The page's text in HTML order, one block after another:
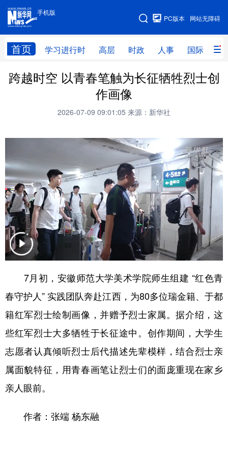
手机版
网站无障碍
PC版本
首页 学习进行时 高层 时政 人事 国际 财
手机版
网站地图
学习进行时 高层 时政 人事
全球连线
科技 科创 量子 体育
文化 健康 军事
访谈 图片 政务
法律 中央文件 金融 汽车
食品 人居 信息化 数字经济
学术中国 乡村振兴 银龄 溯源中国
彩票 娱乐 时尚 悦读
公益 一带一路 亚太网 上市公司
文化产业
地方频道
北京
辽宁 吉林
跨越时空 以青春笔触为长征牺牲烈士创
作画像
2026-07-09 09:01:05 来源：新华社
7月初，安徽师范大学美术学院师生组建 “红色青
春守护人” 实践团队奔赴江西，为80多位瑞金籍、于都
籍红军烈士绘制画像，并赠予烈士家属。据介绍，这
些红军烈士大多牺牲于长征途中。创作期间，大学生
志愿者认真倾听烈士后代描述先辈模样，结合烈士亲
属面貌特征，用青春画笔让烈士们的面庞重现在家乡
亲人眼前。
作者：张端 杨东融